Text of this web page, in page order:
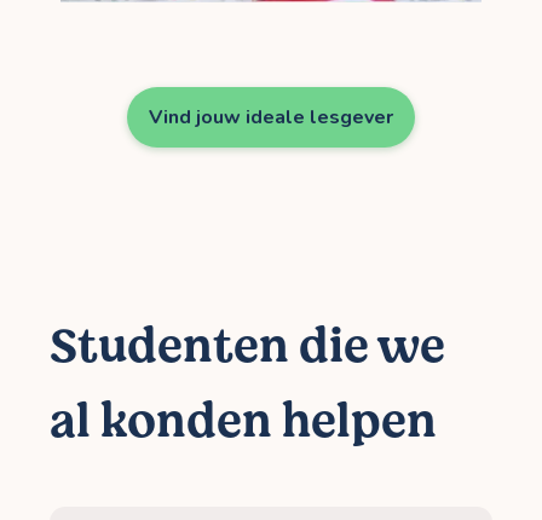
Vind jouw ideale lesgever
Studenten die we
al konden helpen